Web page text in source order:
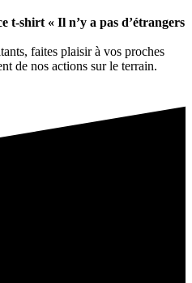
t-shirt « Il n’y a pas d’étrangers
faites plaisir à vos proches
de nos actions sur le terrain.